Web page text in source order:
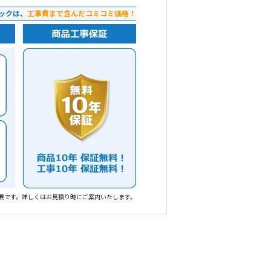
クは、 工事費まで含んだコミコミ価格！
す。詳しくはお見積り時にご案内いたします。